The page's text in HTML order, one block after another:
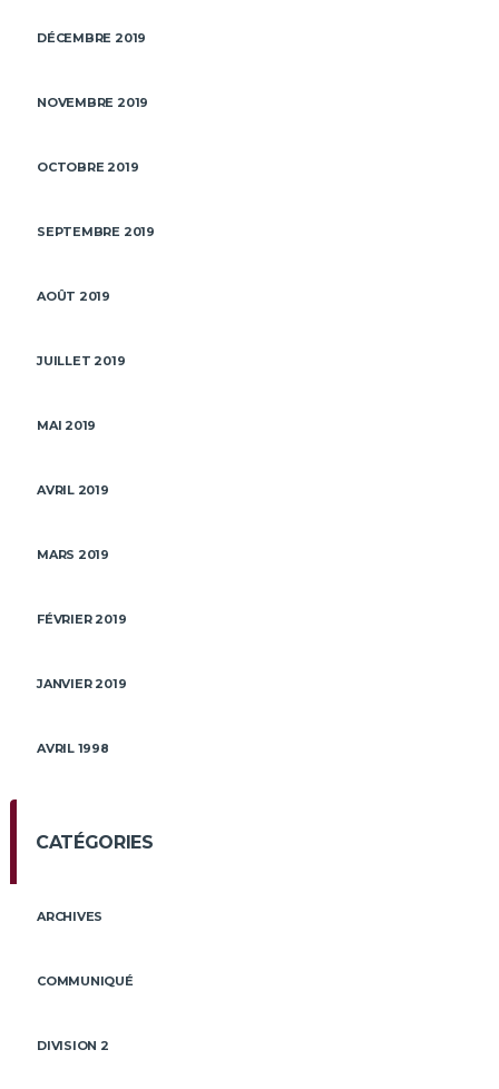
DÉCEMBRE 2019
NOVEMBRE 2019
OCTOBRE 2019
SEPTEMBRE 2019
AOÛT 2019
JUILLET 2019
MAI 2019
AVRIL 2019
MARS 2019
FÉVRIER 2019
JANVIER 2019
AVRIL 1998
CATÉGORIES
ARCHIVES
COMMUNIQUÉ
DIVISION 2